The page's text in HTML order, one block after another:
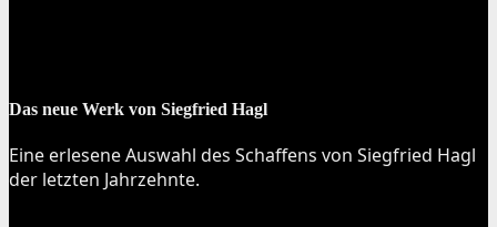
Das neue Werk von Siegfried Hagl
Eine erlesene Auswahl des Schaffens von Siegfried Hagl
der letzten Jahrzehnte.